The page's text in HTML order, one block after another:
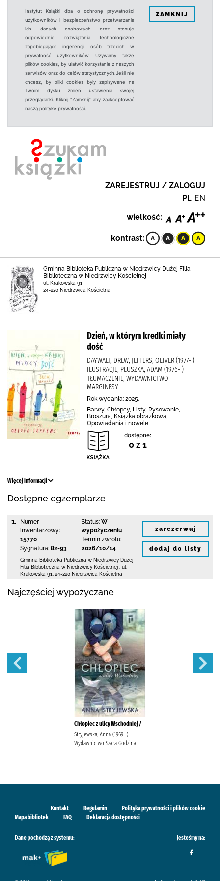
Instytut Książki dba o ochronę prywatności
użytkowników i bezpieczeństwo przetwarzania
ich danych osobowych oraz stosuje
odpowiednie rozwiązania technologiczne
zapobiegające ingerencji osób trzecich w
prywatność użytkowników. Używamy także
plików cookies, by ułatwić korzystanie z naszych
serwisów oraz do celów statystycznych.Jeśli nie
chcesz, by pliki cookies były zapisywane na
Twoim dysku zmień ustawienia swojej
przeglądarki. Kliknij "Zamknij" aby zaakceptować
naszą politykę prywatności.
ZAMKNIJ
ZAREJESTRUJ / ZALOGUJ
PL EN
wielkość:
kontrast:
Gminna Biblioteka Publiczna w Niedrzwicy Dużej Filia
Biblioteczna w Niedrzwicy Kościelnej
ul. Krakowska 91
24-220 Niedrzwica Kościelna
Dzień, w którym kredki miały
dość
DAYWALT, DREW, JEFFERS, OLIVER (1977- )
ILUSTRACJE, PLUSZKA, ADAM (1976- )
TŁUMACZENIE, WYDAWNICTWO
MARGINESY
Rok wydania: 2025.
Barwy, Chłopcy, Listy, Rysowanie,
Broszura, Książka obrazkowa,
Opowiadania i nowele
dostępne:
0 z 1
Więcej informacji
Dostępne egzemplarze
1.
Numer
inwentarzowy:
15770
Sygnatura: 82-93
Status: W
wypożyczeniu
Termin zwrotu:
2026/10/14
Gminna Biblioteka Publiczna w Niedrzwicy Dużej
Filia Biblioteczna w Niedrzwicy Kościelnej
ul.
Krakowska 91
24-220 Niedrzwica Kościelna
zarezerwuj
dodaj do listy
Najczęściej wypożyczane
Chłopiec z ulicy Wschodniej /
Stryjewska, Anna (1969- )
Wydawnictwo Szara Godzina
Kontakt Regulamin
Polityka prywatności i plików cookie
Mapa bibliotek
FAQ Deklaracja dostępności
Dane pochodzą z systemu: Jesteśmy na: